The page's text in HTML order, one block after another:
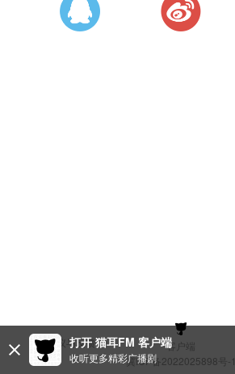
建议与反馈 客户端
冀ICP备2022025898号-1
打开 猫耳FM 客户端
收听更多精彩广播剧